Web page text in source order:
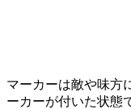
マーカーは敵や味方
ーカーが付いた状態